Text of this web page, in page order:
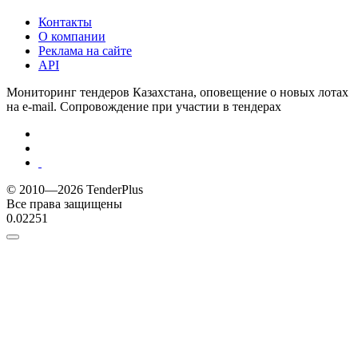
Контакты
О компании
Реклама на сайте
API
Мониторинг тендеров Казахстана, оповещение о новых лотах
на e-mail. Сопровождение при участии в тендерах
© 2010—2026 TenderPlus
Все права защищены
0.02251